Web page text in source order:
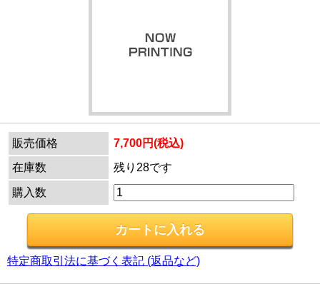
販売価格
7,700円(税込)
在庫数
残り28です
購入数
特定商取引法に基づく表記 (返品など)